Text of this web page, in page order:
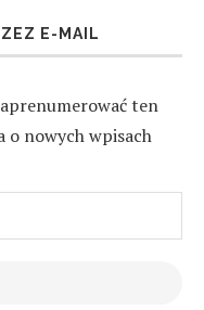
E-MAIL
ten
o nowych wpisach